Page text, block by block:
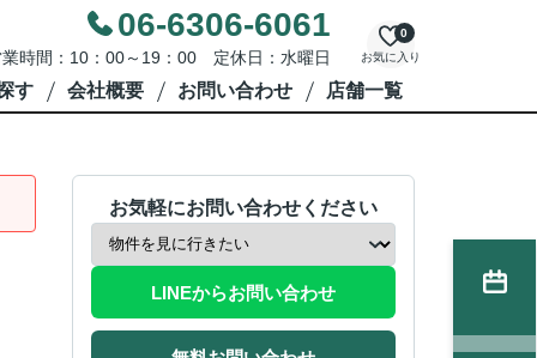
06-6306-6061
時間：10：00～19：00 定休日：水曜日 お気に入り
0
す 会社概要 お問い合わせ 店舗一覧
お気軽にお問い合わせください
LINEからお問い合わせ